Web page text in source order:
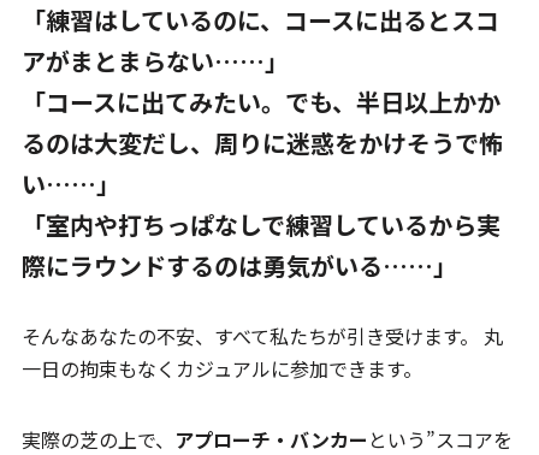
「練習はしているのに、コースに出るとスコ
アがまとまらない……」
「コースに出てみたい。でも、半日以上かか
るのは大変だし、周りに迷惑をかけそうで怖
い……」
「室内や打ちっぱなしで練習しているから実
際にラウンドするのは勇気がいる……」
そんなあなたの不安、すべて私たちが引き受けます。 丸
一日の拘束もなくカジュアルに参加できます。
実際の芝の上で、 アプローチ・バンカー という”スコアを